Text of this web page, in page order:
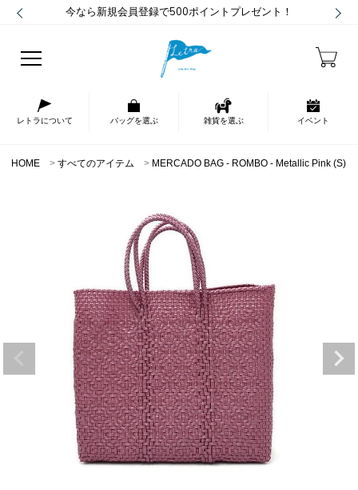
今なら新規会員登録で500ポイントプレゼント！
レトラについて バッグを選ぶ 雑貨を選ぶ イベント
HOME すべてのアイテム MERCADO BAG - ROMBO - Metallic Pink (S)